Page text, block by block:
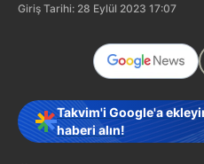
Giriş Tarihi: 28 Eylül 2023 17:07
Takvim'i Google'a
haberi alın!